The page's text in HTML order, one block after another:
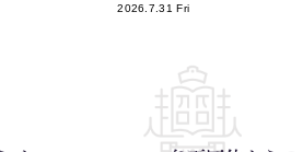
2026.7.31 Fri